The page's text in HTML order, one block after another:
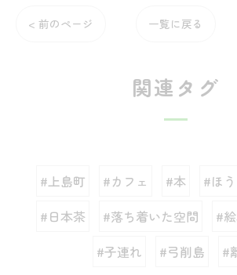
< 前のページ 一覧に戻る
関連タグ
#上島町 #カフェ #本 #ほ
#日本茶
#落ち着いた空間 #
#子連れ
#弓削島 #